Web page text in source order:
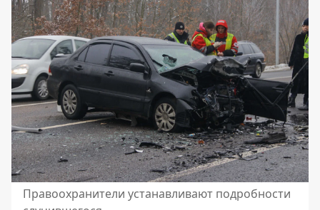
Правоохранители устанавливают подробности